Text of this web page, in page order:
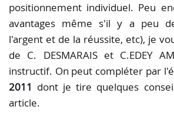
positionnement individuel. Peu
avantages même s'il y a peu
l'argent et de la réussite, etc), je
de C. DESMARAIS et C.EDEY
instructif. On peut compléter par
2011 dont je tire quelques
article.